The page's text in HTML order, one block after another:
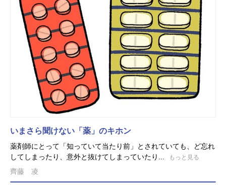
いまさら聞けない「薬」のキホン
薬剤師にとって「知っていて当たり前」とされていても、ど忘れ
してしまったり、意外と抜けてしまっていたり...
もっと見る
齊藤 凌